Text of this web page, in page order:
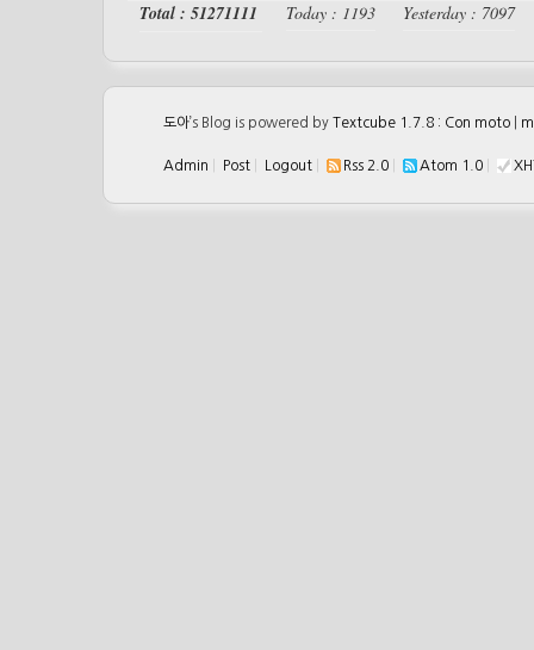
Total : 51271111 Today : 1193 Yesterday : 7097
도아’s Blog is powered by Textcube 1.7.8 : Con moto
Admin Post Logout Rss 2.0 Atom 1.0